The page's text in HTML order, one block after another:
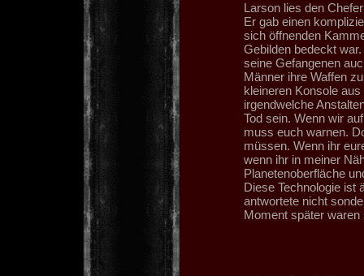
Larson lies den
Er gab einen
sich öffnenden
Gebilden bedeckt
seine Gefangenen
Männer ihre Waffen
kleineren Konsole
irgendwelche
Tod sein. Wenn wir
muss euch warnen.
müssen. Wenn ihr
wenn ihr in meiner
Planetenoberfläche
Diese Technologie ist
antwortete nicht
Moment später